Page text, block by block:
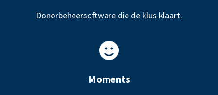
Donorbeheersoftware die de klus klaart.
Moments